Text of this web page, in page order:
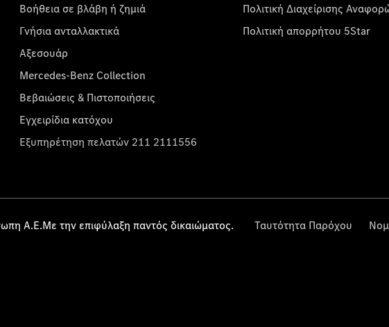
Βοήθεια σε βλάβη ή ζημιά
Γνήσια ανταλλακτικά
Αξεσουάρ
Mercedes-Benz Collection
Βεβαιώσεις & Πιστοποιήσεις
Εγχειρίδια κατόχου
Εξυπηρέτηση πελατών 211 2111556
Πολιτική Διαχείρισης
Πολιτική απορρήτου 5Star
Α.Ε.Με την επιφύλαξη παντός δικαιώματος. Ταυτότητα Παρόχου